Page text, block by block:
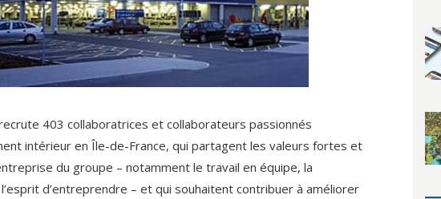
403 collaboratrices et collaborateurs passionnés
intérieur en Île-de-France, qui partagent les valeurs fortes et
du groupe – notamment le travail en équipe, la
d’entreprendre – et qui souhaitent contribuer à améliorer